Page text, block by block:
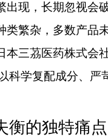
出现，长期忽视会
类繁杂，多数产品
本三茘医药株式会
科学复配成分、
衡的独特痛点